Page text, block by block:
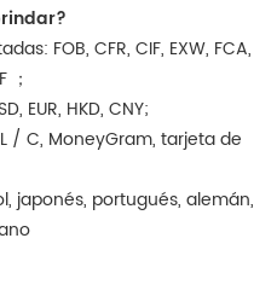
FOB, CFR, CIF, EXW, FCA,
；
EUR, HKD, CNY;
/ C, MoneyGram, tarjeta de
japonés, portugués, alemán,